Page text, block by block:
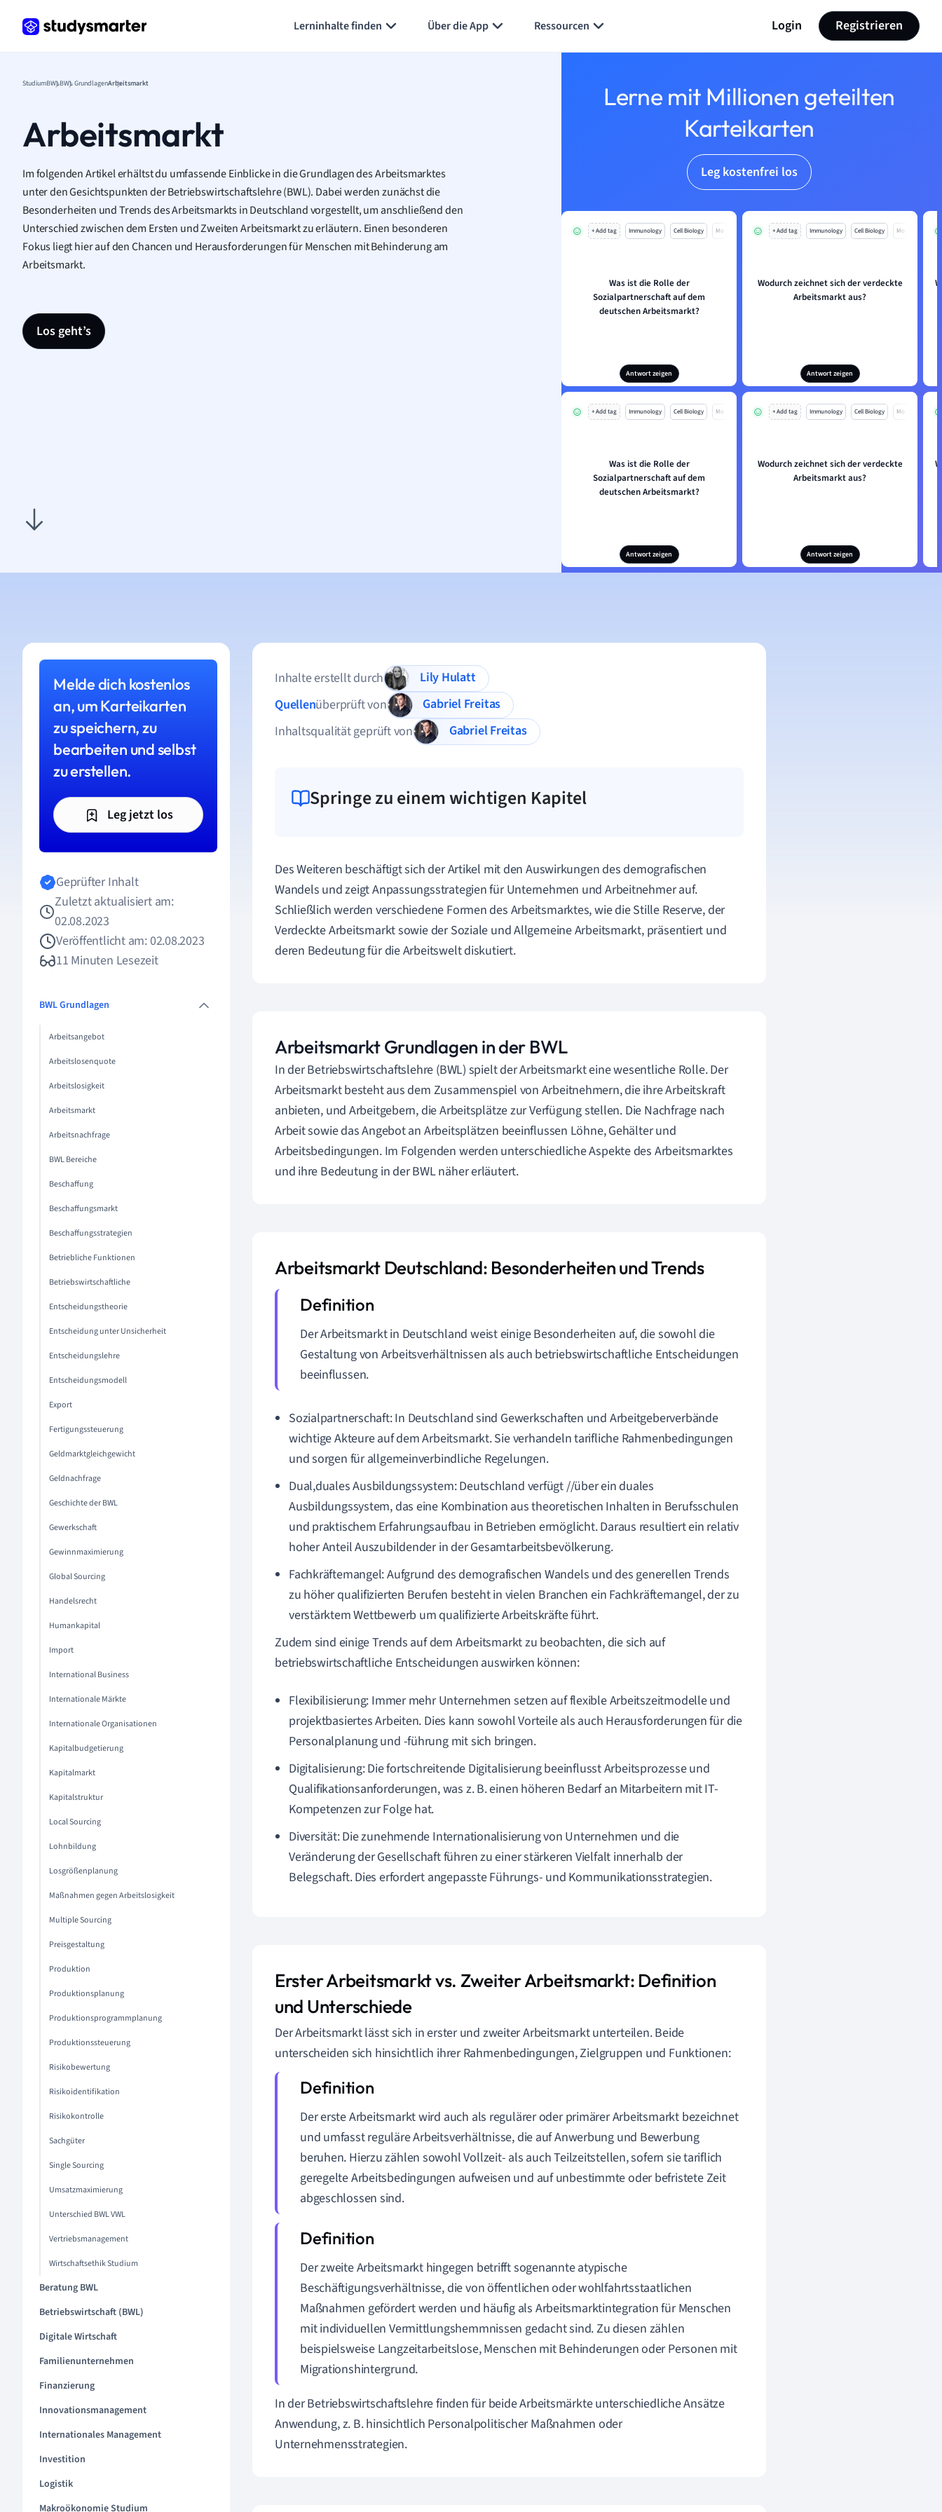
Lerninhalte finden Über die App Ressourcen Login Registrieren
StudiumBWLBWL GrundlagenArbeitsmarkt
Arbeitsmarkt
Im folgenden Artikel erhältst du umfassende Einblicke in die Grundlagen des Arbeitsmarktes
unter den Gesichtspunkten der Betriebswirtschaftslehre (BWL). Dabei werden zunächst die
Besonderheiten und Trends des Arbeitsmarkts in Deutschland vorgestellt, um anschließend den
Unterschied zwischen dem Ersten und Zweiten Arbeitsmarkt zu erläutern. Einen besonderen
Fokus liegt hier auf den Chancen und Herausforderungen für Menschen mit Behinderung am
Arbeitsmarkt.
Los geht’s
Lerne mit Millionen geteilten
Karteikarten
Leg kostenfrei los
+ Add tag Immunology Cell Biology Mo
Was ist die Rolle der
Sozialpartnerschaft auf dem
deutschen Arbeitsmarkt?
Antwort zeigen
+ Add tag Immunology Cell Biology Mo
Wodurch zeichnet sich der verdeckte
Arbeitsmarkt aus?
Antwort zeigen
+ Add tag Immunology Cell Biology Mo
Was ist die Rolle der
Sozialpartnerschaft auf dem
deutschen Arbeitsmarkt?
Antwort zeigen
+ Add tag Immunology Cell Biology Mo
Wodurch zeichnet sich der verdeckte
Arbeitsmarkt aus?
Antwort zeigen
Melde dich kostenlos
an, um Karteikarten
zu speichern, zu
bearbeiten und selbst
zu erstellen.
Leg jetzt los
Geprüfter Inhalt
Zuletzt aktualisiert am:
02.08.2023
Veröffentlicht am: 02.08.2023
11 Minuten Lesezeit
BWL Grundlagen
Arbeitsangebot
Arbeitslosenquote
Arbeitslosigkeit
Arbeitsmarkt
Arbeitsnachfrage
BWL Bereiche
Beschaffung
Beschaffungsmarkt
Beschaffungsstrategien
Betriebliche Funktionen
Betriebswirtschaftliche
Entscheidungstheorie
Entscheidung unter Unsicherheit
Entscheidungslehre
Entscheidungsmodell
Export
Fertigungssteuerung
Geldmarktgleichgewicht
Geldnachfrage
Geschichte der BWL
Gewerkschaft
Gewinnmaximierung
Global Sourcing
Handelsrecht
Humankapital
Import
International Business
Internationale Märkte
Internationale Organisationen
Kapitalbudgetierung
Kapitalmarkt
Kapitalstruktur
Local Sourcing
Lohnbildung
Losgrößenplanung
Maßnahmen gegen Arbeitslosigkeit
Multiple Sourcing
Preisgestaltung
Produktion
Produktionsplanung
Produktionsprogrammplanung
Produktionssteuerung
Risikobewertung
Risikoidentifikation
Risikokontrolle
Sachgüter
Single Sourcing
Umsatzmaximierung
Unterschied BWL VWL
Vertriebsmanagement
Wirtschaftsethik Studium
Beratung BWL
Betriebswirtschaft (BWL)
Digitale Wirtschaft
Familienunternehmen
Finanzierung
Innovationsmanagement
Internationales Management
Investition
Logistik
Makroökonomie Studium
Inhalte erstellt durch
Lily Hulatt
Quellenüberprüft von
Gabriel Freitas
Inhaltsqualität geprüft von
Gabriel Freitas
Springe zu einem wichtigen Kapitel
Des Weiteren beschäftigt sich der Artikel mit den Auswirkungen des demografischen
Wandels und zeigt Anpassungsstrategien für Unternehmen und Arbeitnehmer auf.
Schließlich werden verschiedene Formen des Arbeitsmarktes, wie die Stille Reserve, der
Verdeckte Arbeitsmarkt sowie der Soziale und Allgemeine Arbeitsmarkt, präsentiert und
deren Bedeutung für die Arbeitswelt diskutiert.
Arbeitsmarkt Grundlagen in der BWL
In der Betriebswirtschaftslehre (BWL) spielt der Arbeitsmarkt eine wesentliche Rolle. Der
Arbeitsmarkt besteht aus dem Zusammenspiel von Arbeitnehmern, die ihre Arbeitskraft
anbieten, und Arbeitgebern, die Arbeitsplätze zur Verfügung stellen. Die Nachfrage nach
Arbeit sowie das Angebot an Arbeitsplätzen beeinflussen Löhne, Gehälter und
Arbeitsbedingungen. Im Folgenden werden unterschiedliche Aspekte des Arbeitsmarktes
und ihre Bedeutung in der BWL näher erläutert.
Arbeitsmarkt Deutschland: Besonderheiten und Trends
Der Arbeitsmarkt in Deutschland weist einige Besonderheiten auf, die sowohl die
Gestaltung von Arbeitsverhältnissen als auch betriebswirtschaftliche Entscheidungen
beeinflussen.
Sozialpartnerschaft: In Deutschland sind Gewerkschaften und Arbeitgeberverbände
wichtige Akteure auf dem Arbeitsmarkt. Sie verhandeln tarifliche Rahmenbedingungen
und sorgen für allgemeinverbindliche Regelungen.
Dual,duales Ausbildungssystem: Deutschland verfügt //über ein duales
Ausbildungssystem, das eine Kombination aus theoretischen Inhalten in Berufsschulen
und praktischem Erfahrungsaufbau in Betrieben ermöglicht. Daraus resultiert ein relativ
hoher Anteil Auszubildender in der Gesamtarbeitsbevölkerung.
Fachkräftemangel: Aufgrund des demografischen Wandels und des generellen Trends
zu höher qualifizierten Berufen besteht in vielen Branchen ein Fachkräftemangel, der zu
verstärktem Wettbewerb um qualifizierte Arbeitskräfte führt.
Zudem sind einige Trends auf dem Arbeitsmarkt zu beobachten, die sich auf
betriebswirtschaftliche Entscheidungen auswirken können:
Flexibilisierung: Immer mehr Unternehmen setzen auf flexible Arbeitszeitmodelle und
projektbasiertes Arbeiten. Dies kann sowohl Vorteile als auch Herausforderungen für die
Personalplanung und -führung mit sich bringen.
Digitalisierung: Die fortschreitende Digitalisierung beeinflusst Arbeitsprozesse und
Qualifikationsanforderungen, was z. B. einen höheren Bedarf an Mitarbeitern mit IT-
Kompetenzen zur Folge hat.
Diversität: Die zunehmende Internationalisierung von Unternehmen und die
Veränderung der Gesellschaft führen zu einer stärkeren Vielfalt innerhalb der
Belegschaft. Dies erfordert angepasste Führungs- und Kommunikationsstrategien.
Erster Arbeitsmarkt vs. Zweiter Arbeitsmarkt: Definition
und Unterschiede
Der Arbeitsmarkt lässt sich in erster und zweiter Arbeitsmarkt unterteilen. Beide
unterscheiden sich hinsichtlich ihrer Rahmenbedingungen, Zielgruppen und Funktionen:
Der erste Arbeitsmarkt wird auch als regulärer oder primärer Arbeitsmarkt bezeichnet
und umfasst reguläre Arbeitsverhältnisse, die auf Anwerbung und Bewerbung
beruhen. Hierzu zählen sowohl Vollzeit- als auch Teilzeitstellen, sofern sie tariflich
geregelte Arbeitsbedingungen aufweisen und auf unbestimmte oder befristete Zeit
abgeschlossen sind.
Der zweite Arbeitsmarkt hingegen betrifft sogenannte atypische
Beschäftigungsverhältnisse, die von öffentlichen oder wohlfahrtsstaatlichen
Maßnahmen gefördert werden und häufig als Arbeitsmarktintegration für Menschen
mit individuellen Vermittlungshemmnissen gedacht sind. Zu diesen zählen
beispielsweise Langzeitarbeitslose, Menschen mit Behinderungen oder Personen mit
Migrationshintergrund.
In der Betriebswirtschaftslehre finden für beide Arbeitsmärkte unterschiedliche Ansätze
Anwendung, z. B. hinsichtlich Personalpolitischer Maßnahmen oder
Unternehmensstrategien.